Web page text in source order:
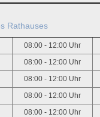
Rathauses
08:00 - 12:00 Uhr
08:00 - 12:00 Uhr
08:00 - 12:00 Uhr
08:00 - 12:00 Uhr
08:00 - 12:00 Uhr